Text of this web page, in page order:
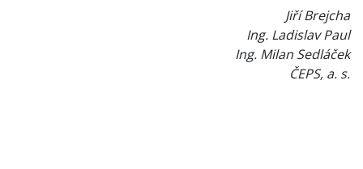
Jiří Brejcha
Ing. Ladislav Paul
Ing. Milan Sedláček
ČEPS, a. s.